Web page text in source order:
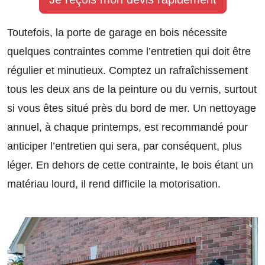
Toutefois, la porte de garage en bois nécessite
quelques contraintes comme l’entretien qui doit être
régulier et minutieux. Comptez un rafraîchissement
tous les deux ans de la peinture ou du vernis, surtout
si vous êtes situé près du bord de mer. Un nettoyage
annuel, à chaque printemps, est recommandé pour
anticiper l’entretien qui sera, par conséquent, plus
léger. En dehors de cette contrainte, le bois étant un
matériau lourd, il rend difficile la motorisation.